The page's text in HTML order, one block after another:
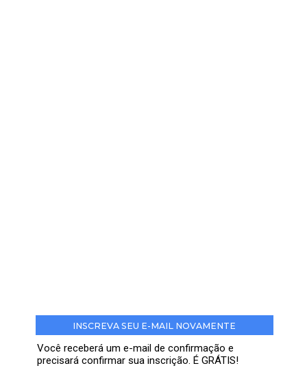
INSCREVA SEU E-MAIL NOVAMENTE
Você receberá um e-mail de confirmação e
precisará confirmar sua inscrição. É GRÁTIS!